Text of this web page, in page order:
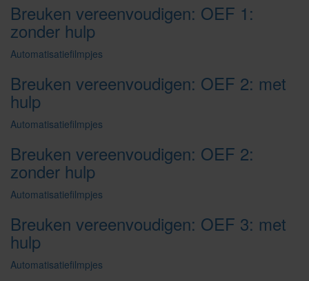
Breuken vereenvoudigen: OEF 1:
zonder hulp
Automatisatiefilmpjes
Breuken vereenvoudigen: OEF 2: met
hulp
Automatisatiefilmpjes
Breuken vereenvoudigen: OEF 2:
zonder hulp
Automatisatiefilmpjes
Breuken vereenvoudigen: OEF 3: met
hulp
Automatisatiefilmpjes